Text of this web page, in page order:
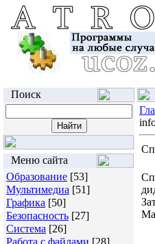
Поиск
Меню сайта
Образование [53]
Мультимедиа [51]
Графика [50]
Безопасность [27]
Система [26]
Работа с файлами [28]